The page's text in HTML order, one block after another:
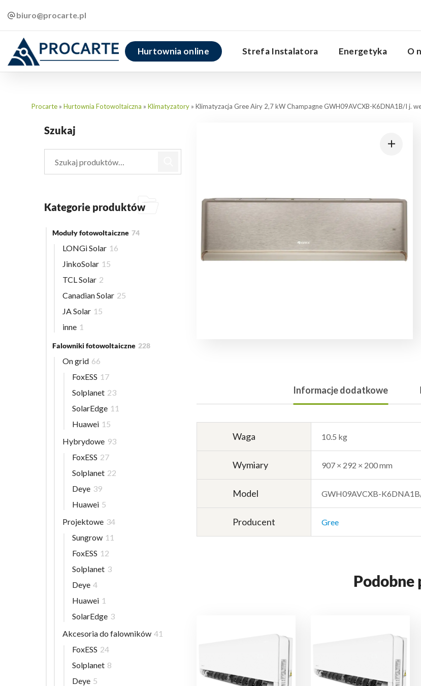
biuro@procarte.pl
Hurtownia online Strefa Instalatora Energetyka O
Procarte » Hurtownia Fotowoltaiczna » Klimatyzatory » Klimatyzacja Gree Airy 2,7 kW Champagne GWH09AVCXB-K6DNA1B/I j.
Informacje dodatkowe
Waga 10.5 kg
Wymiary 907 × 292 × 200 mm
Model GWH09AVCXB-
Producent Gree
Szukaj
Kategorie produktów
Moduły fotowoltaiczne 74
LONGi Solar 16
JinkoSolar 15
TCL Solar 2
Canadian Solar 25
JA Solar 15
inne 1
Falowniki fotowoltaiczne 228
On grid 66
FoxESS 17
Solplanet 23
SolarEdge 11
Huawei 15
Hybrydowe 93
FoxESS 27
Solplanet 22
Deye 39
Huawei 5
Projektowe 34
Sungrow 11
FoxESS 12
Solplanet 3
Deye 4
Huawei 1
SolarEdge 3
Akcesoria do falowników 41
FoxESS 24
Solplanet 8
Deye 5